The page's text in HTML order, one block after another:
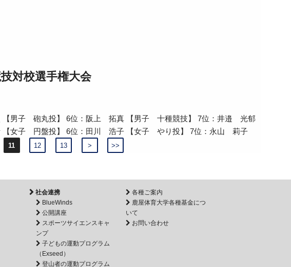
対校選手権大会
男子 砲丸投】 6位：阪上 拓真 【男子 十種競技】 7位：井邉 光郁
【女子 円盤投】 6位：田川 浩子 【女子 やり投】 7位：永山 莉子
11 12 13 > >>
社会連携
BlueWinds
公開講座
スポーツサイエンスキャ
ンプ
子どもの運動プログラム
（Exseed）
登山者の運動プログラム
各種ご案内
鹿屋体育大学各種基金につ
いて
お問い合わせ